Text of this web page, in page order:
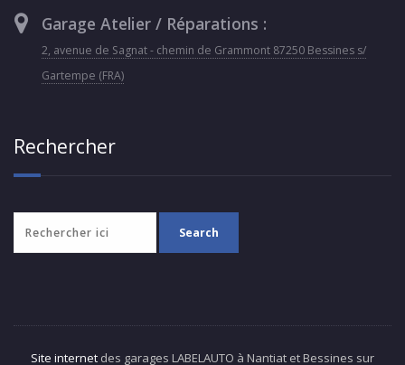
Garage Atelier / Réparations :
2, avenue de Sagnat - chemin de Grammont 87250 Bessines s/
Gartempe (FRA)
Rechercher
Site internet des garages LABELAUTO à Nantiat et Bessines sur